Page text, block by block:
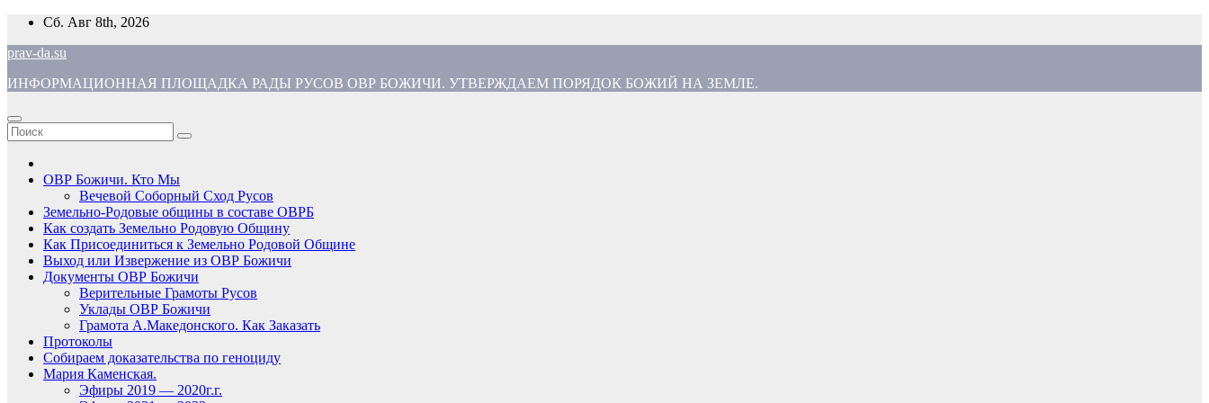
Перейти
содержимому
Сб. Авг 8th, 2026
prav-da.su
ИНФОРМАЦИОННАЯ ПЛОЩАДКА РАДЫ РУСОВ ОВР БОЖИЧИ. УТВЕРЖДАЕМ ПОРЯДОК БОЖИЙ НА ЗЕМЛЕ.
ОВР Божичи. Кто Мы
Вечевой Соборный Сход Русов
Земельно-Родовые общины в составе ОВРБ
Как создать Земельно Родовую Общину
Как Присоединиться к Земельно Родовой Общине
Выход или Извержение из ОВР Божичи
Документы ОВР Божичи
Верительные Грамоты Русов
Уклады ОВР Божичи
Грамота А.Македонского. Как Заказать
Протоколы
Собираем доказательства по геноциду
Мария Каменская.
Эфиры 2019 — 2020г.г.